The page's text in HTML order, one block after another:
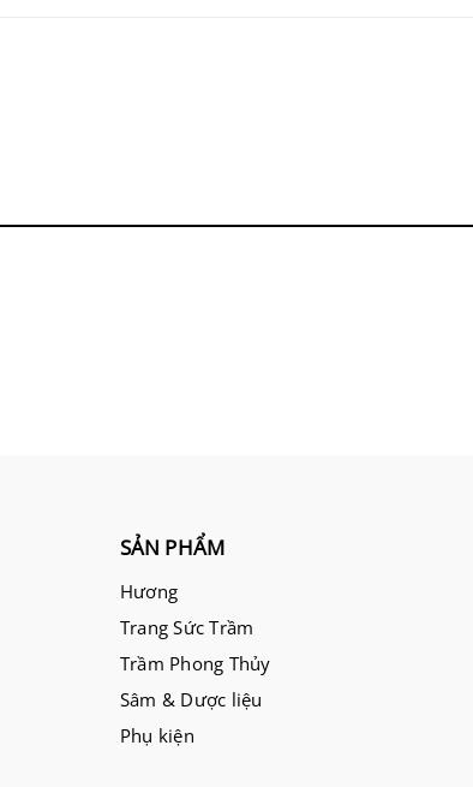
SẢN PHẨM
Hương
Trang Sức Trầm
Trầm Phong Thủy
Sâm & Dược liệu
Phụ kiện